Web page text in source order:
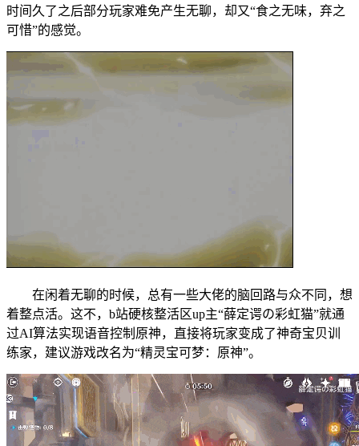
时间久了之后部分玩家难免产生无聊，却又“食之无味，弃之
可惜”的感觉。
在闲着无聊的时候，总有一些大佬的脑回路与众不同，想
着整点活。这不，b站硬核整活区up主“薛定谔の彩虹猫”就通
过AI算法实现语音控制原神，直接将玩家变成了神奇宝贝训
练家，建议游戏改名为“精灵宝可梦：原神”。